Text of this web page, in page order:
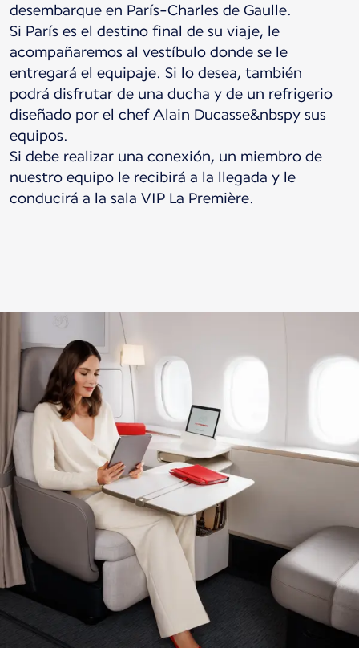
desembarque en París-Charles de Gaulle.
Si París es el destino final de su viaje, le
acompañaremos al vestíbulo donde se le
entregará el equipaje. Si lo desea, también
podrá disfrutar de una ducha y de un refrigerio
diseñado por el chef Alain Ducasse&nbspy sus
equipos.
Si debe realizar una conexión, un miembro de
nuestro equipo le recibirá a la llegada y le
conducirá a la sala VIP La Première.